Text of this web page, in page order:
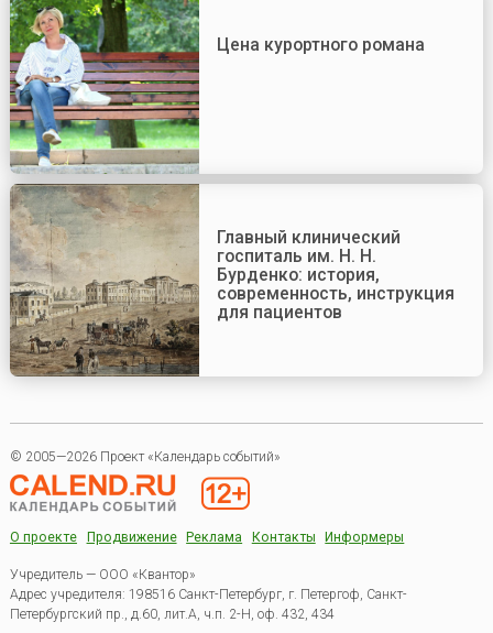
Цена курортного романа
Главный клинический
госпиталь им. Н. Н.
Бурденко: история,
современность, инструкция
для пациентов
© 2005—2026 Проект «Календарь событий»
О проекте Продвижение Реклама Контакты Информеры
Учредитель — ООО «Квантор»
Адрес учредителя: 198516 Санкт-Петербург, г. Петергоф, Санкт-
Петербургский пр., д.60, лит.А, ч.п. 2-Н, оф. 432, 434